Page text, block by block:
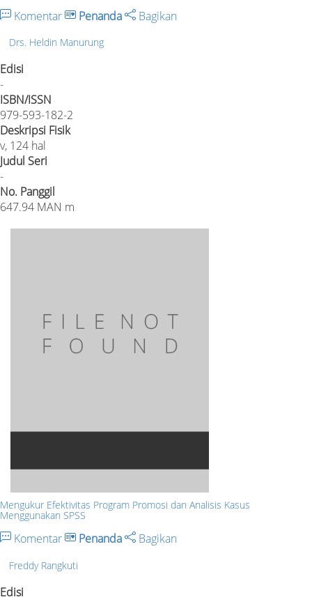
Komentar Penanda Bagikan
Drs. Heldin Manurung
Edisi
-
ISBN/ISSN
979-593-182-2
Deskripsi Fisik
v, 124 hal
Judul Seri
-
No. Panggil
647.94 MAN m
Mengukur Efektivitas Program Promosi dan Analisis Kasus
Menggunakan SPSS
Komentar Penanda Bagikan
Freddy Rangkuti
Edisi